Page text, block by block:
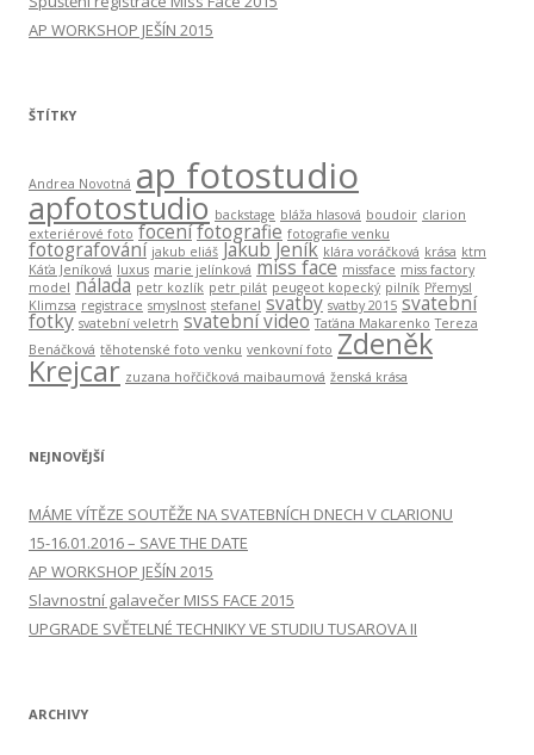
AP WORKSHOP JEŠÍN 2015
ŠTÍTKY
Andrea Novotná ap fotostudio
apfotostudio backstage bláža hlasová boudoir clarion
exteriérové foto focenífotografie fotografie venku
fotografování jakub eliáš Jakub Jeník klára voráčková krása ktm
Káťa Jeníková luxus marie jelínková miss face missface miss factory
model nálada petr kozlík petr pilát peugeot kopecký pilník Přemysl
Klimzsa registrace smyslnost stefanel svatby svatby 2015 svatební
fotky svatební veletrh svatební video Taťána Makarenko Tereza
Benáčková těhotenské foto venku venkovní foto Zdeněk
Krejcar zuzana hořčičková maibaumová ženská krása
NEJNOVĚJŠÍ
MÁME VÍTĚZE SOUTĚŽE NA SVATEBNÍCH DNECH V CLARIONU
15-16.01.2016 – SAVE THE DATE
AP WORKSHOP JEŠÍN 2015
Slavnostní galavečer MISS FACE 2015
UPGRADE SVĚTELNÉ TECHNIKY VE STUDIU TUSAROVA II
ARCHIVY